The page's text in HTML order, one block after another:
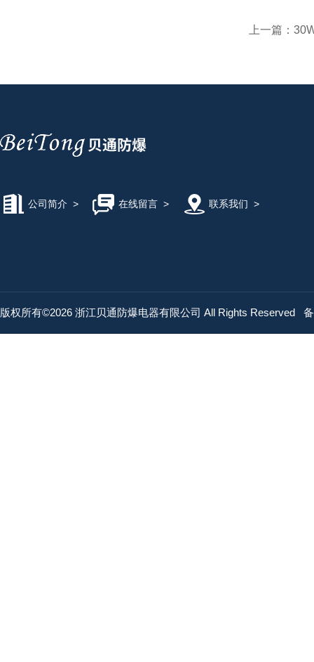
上一篇：
公司简介 > 在线留言> 联系我们 >
版权所有©2026 浙江贝通防爆电器有限公司 All Rights Reserved